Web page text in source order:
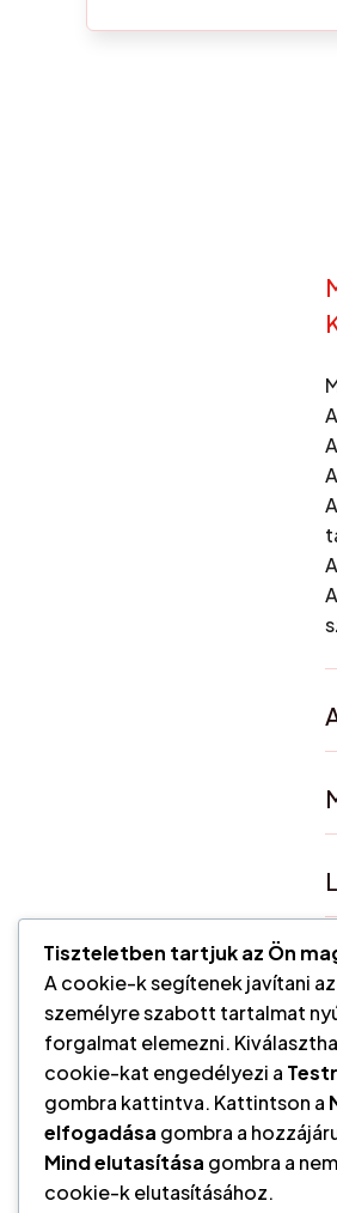
A
A
A
A
Tiszteletben tartjuk az Ön
A cookie-k segítenek javítani
személyre szabott tartalmat
forgalmat elemezni.
cookie-kat engedélyezi a
gombra kattintva. Kattintson a
elfogadása gombra a
Mind elutasítása gombra a
cookie-k elutasításához.